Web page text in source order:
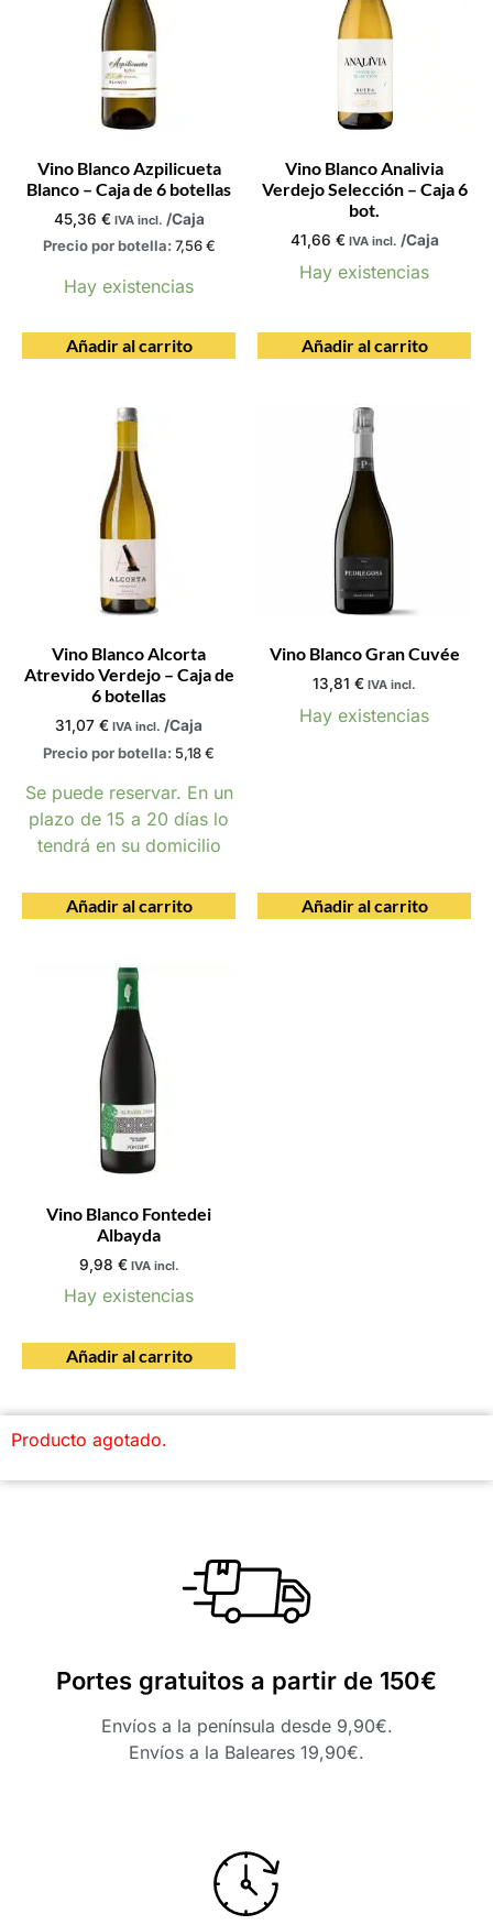
Vino Blanco Azpilicueta
Blanco – Caja de 6 botellas
45,36 € IVA incl. /Caja
Precio por botella: 7,56€
Hay existencias
Añadir al carrito
Vino Blanco Analivia
Verdejo Selección – Caja 6
bot.
41,66 € IVA incl. /Caja
Hay existencias
Añadir al carrito
Vino Blanco Alcorta
Atrevido Verdejo – Caja de
6 botellas
31,07 € IVA incl. /Caja
Precio por botella: 5,18€
Se puede reservar. En un
plazo de 15 a 20 días lo
tendrá en su domicilio
Añadir al carrito
Vino Blanco Gran Cuvée
13,81 € IVA incl.
Hay existencias
Añadir al carrito
Vino Blanco Fontedei
Albayda
9,98 € IVA incl.
Hay existencias
Añadir al carrito
Producto agotado.
Portes gratuitos a partir de 150€
Envíos a la península desde 9,90€.
Envíos a la Baleares 19,90€.